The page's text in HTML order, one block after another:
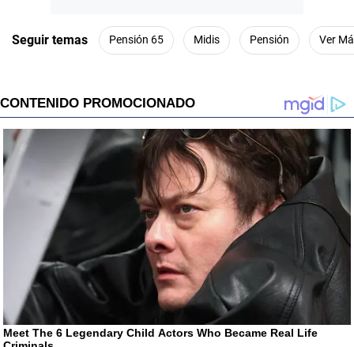
Seguir temas Pensión 65 Midis Pensión Ver